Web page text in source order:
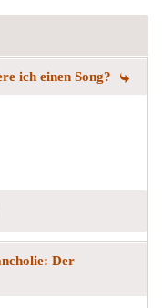
ich einen Song?
Der